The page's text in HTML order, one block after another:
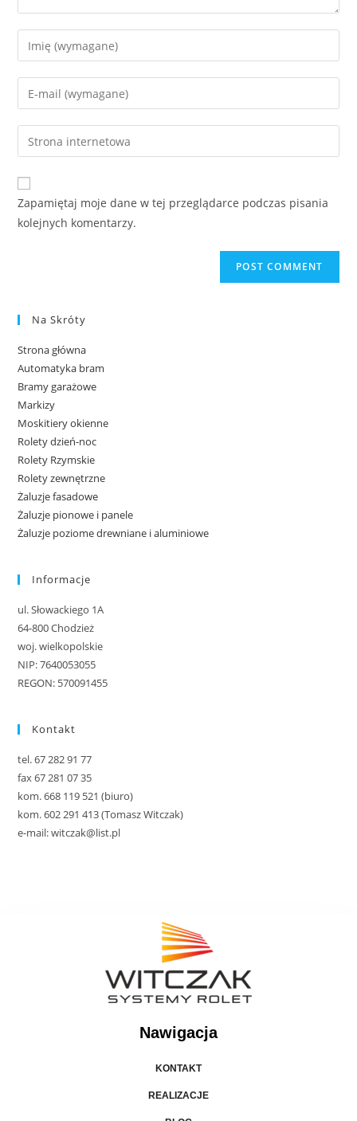
Zapamiętaj moje dane w tej przeglądarce podczas pisania
kolejnych komentarzy.
Na Skróty
Strona główna
Automatyka bram
Bramy garażowe
Markizy
Moskitiery okienne
Rolety dzień-noc
Rolety Rzymskie
Rolety zewnętrzne
Żaluzje fasadowe
Żaluzje pionowe i panele
Żaluzje poziome drewniane i aluminiowe
Informacje
ul. Słowackiego 1A
64-800 Chodzież
woj. wielkopolskie
NIP: 7640053055
REGON: 570091455
Kontakt
tel. 67 282 91 77
fax 67 281 07 35
kom. 668 119 521 (biuro)
kom. 602 291 413 (Tomasz Witczak)
e-mail: witczak@list.pl
Nawigacja
KONTAKT
REALIZACJE